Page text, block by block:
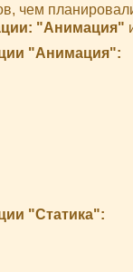
чем
"Анимация"
"Анимация":
"Статика":